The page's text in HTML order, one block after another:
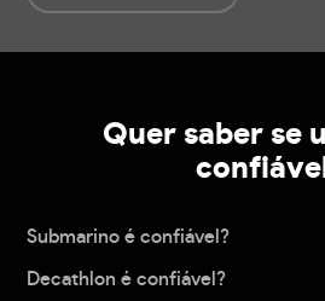
Quer saber se
Submarino é confiável?
Decathlon é confiável?